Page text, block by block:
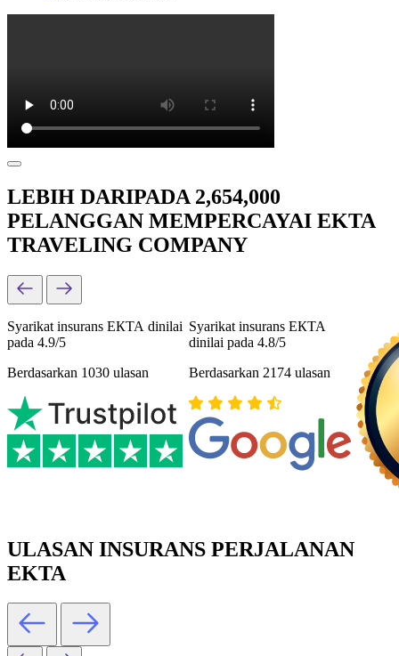
LEBIH DARIPADA 2,654,000
PELANGGAN MEMPERCAYAI EKTA
TRAVELING COMPANY
Syarikat insurans ЕКТА dinilai
pada 4.9/5
Berdasarkan 1030 ulasan
Syarikat insurans ЕКТА
dinilai pada 4.8/5
Berdasarkan 2174 ulasan
ULASAN INSURANS PERJALANAN
EKTA